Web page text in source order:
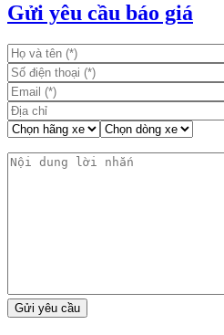
Gửi yêu cầu báo giá